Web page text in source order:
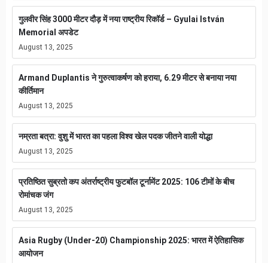
गुलवीर सिंह 3000 मीटर दौड़ में नया राष्ट्रीय रिकॉर्ड – Gyulai István
Memorial अपडेट
August 13, 2025
Armand Duplantis ने गुरुत्वाकर्षण को हराया, 6.29 मीटर से बनाया नया
कीर्तिमान
August 13, 2025
नम्रता बत्रा: वुशु में भारत का पहला विश्व खेल पदक जीतने वाली योद्धा
August 13, 2025
प्रतिष्ठित सुब्रतो कप अंतर्राष्ट्रीय फुटबॉल टूर्नामेंट 2025: 106 टीमों के बीच
रोमांचक जंग
August 13, 2025
Asia Rugby (Under-20) Championship 2025: भारत में ऐतिहासिक
आयोजन